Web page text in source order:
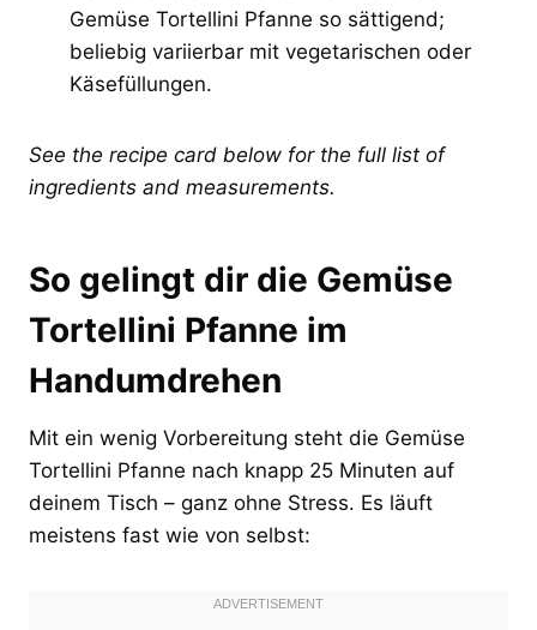
Gemüse Tortellini Pfanne so sättigend;
beliebig variierbar mit vegetarischen oder
Käsefüllungen.
See the recipe card below for the full list of
ingredients and measurements.
So gelingt dir die Gemüse
Tortellini Pfanne im
Handumdrehen
Mit ein wenig Vorbereitung steht die Gemüse
Tortellini Pfanne nach knapp 25 Minuten auf
deinem Tisch – ganz ohne Stress. Es läuft
meistens fast wie von selbst: